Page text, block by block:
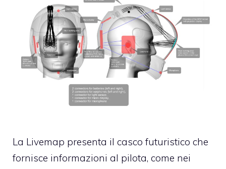
La Livemap presenta il casco futuristico che
fornisce informazioni al pilota, come nei